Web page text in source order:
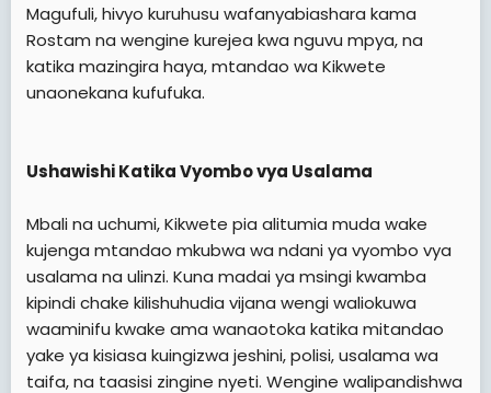
Magufuli, hivyo kuruhusu wafanyabiashara kama
Rostam na wengine kurejea kwa nguvu mpya, na
katika mazingira haya, mtandao wa Kikwete
unaonekana kufufuka.
Ushawishi Katika Vyombo vya Usalama
Mbali na uchumi, Kikwete pia alitumia muda wake
kujenga mtandao mkubwa wa ndani ya vyombo vya
usalama na ulinzi. Kuna madai ya msingi kwamba
kipindi chake kilishuhudia vijana wengi waliokuwa
waaminifu kwake ama wanaotoka katika mitandao
yake ya kisiasa kuingizwa jeshini, polisi, usalama wa
taifa, na taasisi zingine nyeti. Wengine walipandishwa